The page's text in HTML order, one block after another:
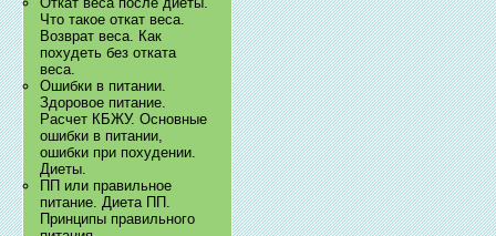
Что такое откат веса.
Возврат веса. Как
похудеть без отката
веса.
Ошибки в питании.
Здоровое питание.
Расчет КБЖУ. Основные
ошибки в питании,
ошибки при похудении.
Диеты.
ПП или правильное
питание. Диета ПП.
Принципы правильного